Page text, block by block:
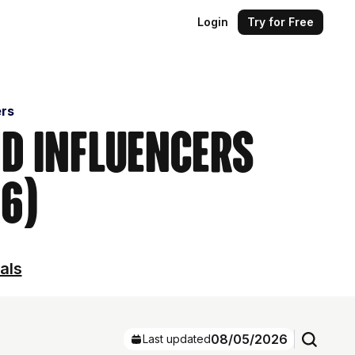
Login Try for Free
Influencers
Last updated08/05/2026